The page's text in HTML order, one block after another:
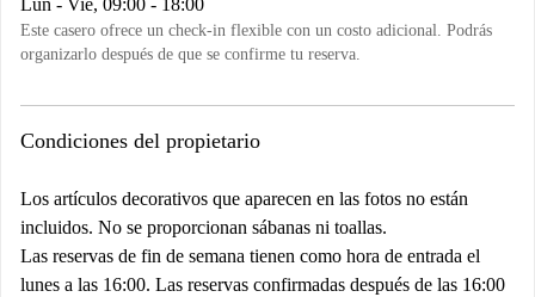
Lun - Vie, 09:00 - 18:00
Este casero ofrece un check-in flexible con un costo adicional. Podrás
organizarlo después de que se confirme tu reserva.
Condiciones del propietario
Los artículos decorativos que aparecen en las fotos no están
incluidos. No se proporcionan sábanas ni toallas.
Las reservas de fin de semana tienen como hora de entrada el
lunes a las 16:00. Las reservas confirmadas después de las 16:00